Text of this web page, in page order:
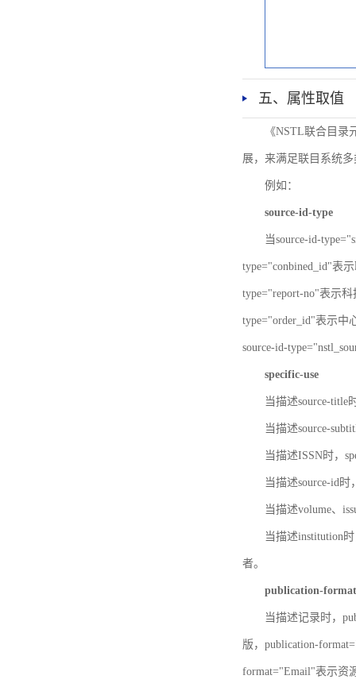
五、属性取值
《NSTL联合目
展，来满足联目系统
例如：
source-id-type
当source-id-
type="conbined_id"表
type="report-no"表示
type="order_id"表示中
source-id-
specific-use
当描述source-title
当描述source-
当描述ISSN时，
当描述source-id
当描述volume、
当描述institution
者。
publication-format
当描述记录时，
版，publication-
format="Email"表示资